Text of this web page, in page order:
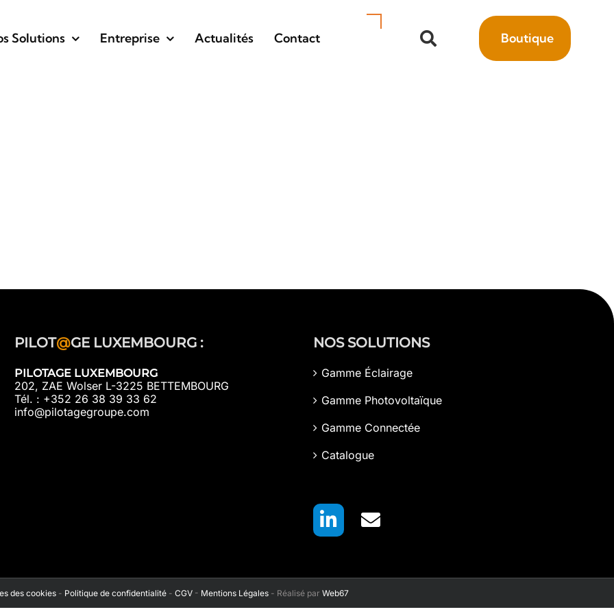
Solutions Entreprise Actualités Contact Boutique
PILOT@GE LUXEMBOURG :
PILOTAGE LUXEMBOURG
202, ZAE Wolser L-3225 BETTEMBOURG
Tél. : +352 26 38 39 33 62
info@pilotagegroupe.com
NOS SOLUTIONS
Gamme Éclairage
Gamme Photovoltaïque
Gamme Connectée
Catalogue
des cookies - Politique de confidentialité - CGV - Mentions Légales - Réalisé par Web67